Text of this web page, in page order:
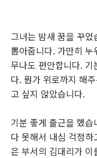
그녀는 밤새 꿈을 꾸
뽑아줍니다. 가만히
무나도 편안합니다. 기
다. 뭔가 위로까지 해
고 싶지 않았습니다.
기분 좋게 출근을 했
다 못해서 내심 걱정
은 부서의 김대리가 이